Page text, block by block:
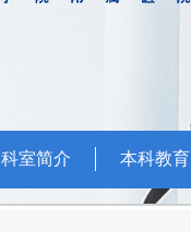
科室简介 本科教育